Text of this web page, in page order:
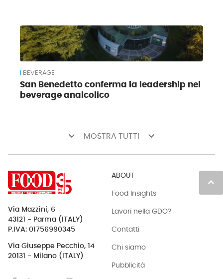
BEVERAGE
San Benedetto conferma la leadership nel
beverage analcolico
keyboard_arrow_down MOSTRA TUTTI keyboard_arrow_down
keyboard_arrow_up
Via Mazzini, 6
43121 - Parma (ITALY)
P.IVA: 01756990345
Via Giuseppe Pecchio, 14
20131 - Milano (ITALY)
ABOUT
Food Insights
Lavori nella GDO?
Contatti
Chi siamo
Pubblicità